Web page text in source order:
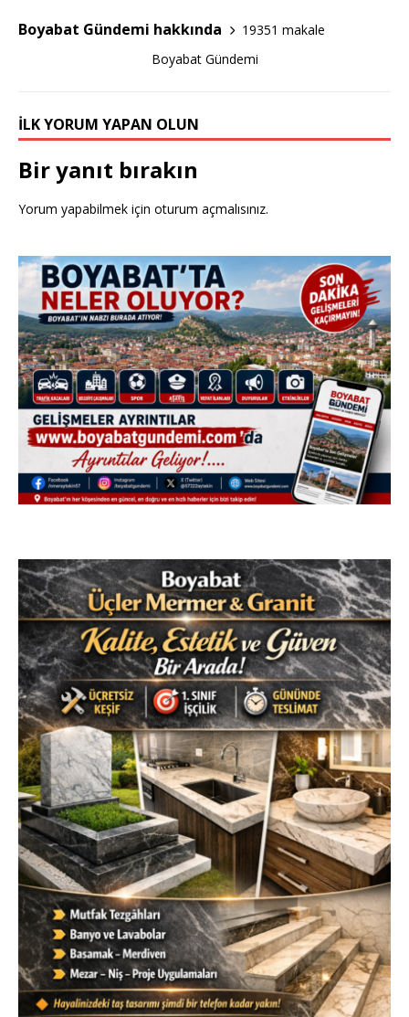
o
Boyabat Gündemi hakkında
19351 makale
Boyabat Gündemi
İLK YORUM YAPAN OLUN
Bir yanıt bırakın
Yorum yapabilmek için oturum açmalısınız.